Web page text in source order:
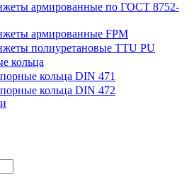
армированные по ГОСТ 8752-
армированные FPM
полиуретановые TTU PU
кольца
кольца DIN 471
кольца DIN 472